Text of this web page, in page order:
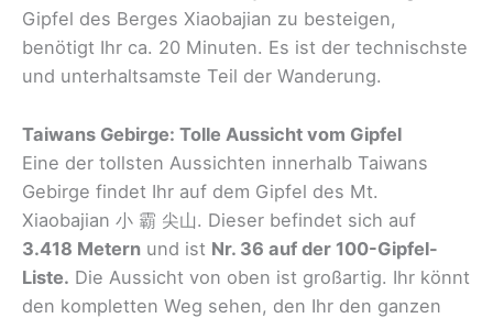
Gipfel des Berges Xiaobajian zu besteigen,
benötigt Ihr ca. 20 Minuten. Es ist der technischste
und unterhaltsamste Teil der Wanderung.
Taiwans Gebirge: Tolle Aussicht vom Gipfel
Eine der tollsten Aussichten innerhalb Taiwans
Gebirge findet Ihr auf dem Gipfel des Mt.
Xiaobajian 小 霸 尖山. Dieser befindet sich auf
3.418 Metern und ist Nr. 36 auf der 100-Gipfel-
Liste. Die Aussicht von oben ist großartig. Ihr könnt
den kompletten Weg sehen, den Ihr den ganzen